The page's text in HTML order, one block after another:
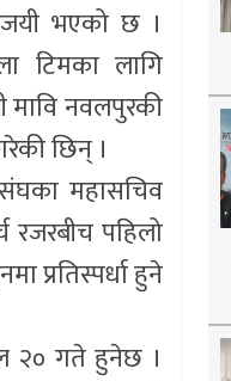
भएको छ ।
टिमका लागि
मावि नवलपुरकी
छिन् ।
महासचिव
रजरबीच पहिलो
प्रतिस्पर्धा हुने
२० गते हुनेछ ।